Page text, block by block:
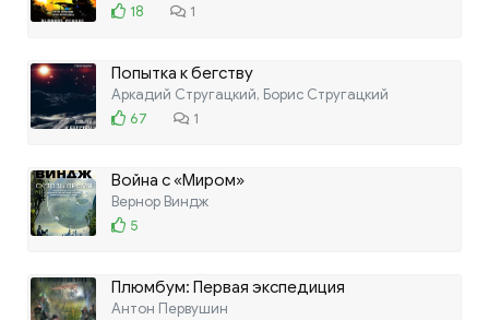
18
1
Попытка к бегству
Аркадий Стругацкий, Борис Стругацкий
67
1
Война с «Миром»
Вернор Виндж
5
Плюмбум: Первая экспедиция
Антон Первушин